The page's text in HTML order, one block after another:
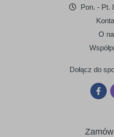
Pon. - Pt.
O
Dołącz do